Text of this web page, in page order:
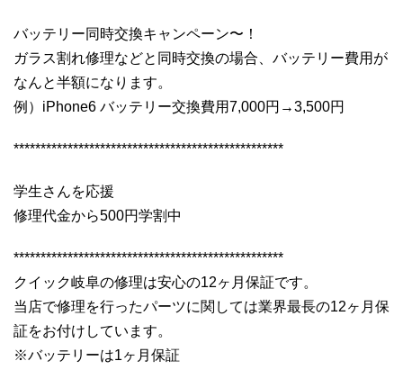
バッテリー同時交換キャンペーン〜！
ガラス割れ修理などと同時交換の場合、バッテリー費用が
なんと半額になります。
例）iPhone6 バッテリー交換費用7,000円→3,500円
**************************************************
学生さんを応援
修理代金から500円学割中
**************************************************
クイック岐阜の修理は安心の12ヶ月保証です。
当店で修理を行ったパーツに関しては業界最長の12ヶ月保
証をお付けしています。
※バッテリーは1ヶ月保証